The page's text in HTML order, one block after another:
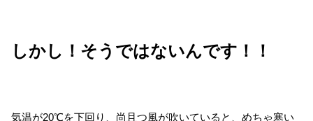
しかし！そうではないんです！！
気温が20℃を下回り、尚且つ風が吹いていると、めちゃ寒い